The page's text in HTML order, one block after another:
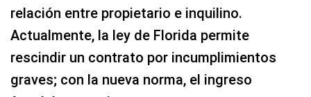
relación entre propietario e inquilino.
Actualmente, la ley de Florida permite
rescindir un contrato por incumplimientos
graves; con la nueva norma, el ingreso